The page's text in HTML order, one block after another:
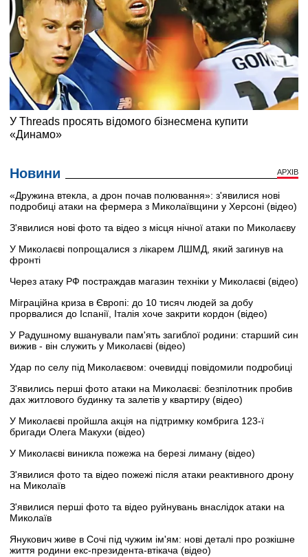
Новини АРХІВ
«Дружина втекла, а дрон почав полювання»: з'явилися нові
подробиці атаки на фермера з Миколаївщини у Херсоні (відео)
З'явилися нові фото та відео з місця нічної атаки по Миколаєву
У Миколаєві попрощалися з лікарем ЛШМД, який загинув на
фронті
Через атаку РФ постраждав магазин техніки у Миколаєві (відео)
Міграційна криза в Європі: до 10 тисяч людей за добу
прорвалися до Іспанії, Італія хоче закрити кордон (відео)
У Радушному вшанували пам'ять загиблої родини: старший син
вижив - він служить у Миколаєві (відео)
Удар по селу під Миколаєвом: очевидці повідомили подробиці
З'явились перші фото атаки на Миколаєві: безпілотник пробив
дах житлового будинку та залетів у квартиру (відео)
У Миколаєві пройшла акція на підтримку комбрига 123-ї
бригади Олега Макухи (відео)
У Миколаєві виникла пожежа на березі лиману (відео)
З'явилися фото та відео пожежі після атаки реактивного дрону
на Миколаїв
З'явилися перші фото та відео руйнувань внаслідок атаки на
Миколаїв
Янукович живе в Сочі під чужим ім'ям: нові деталі про розкішне
життя родини екс-президента-втікача (відео)